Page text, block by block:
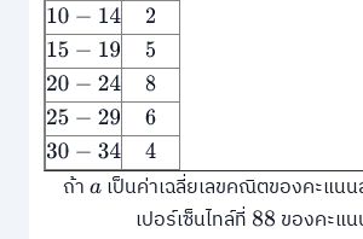
10 −14
2
15 −19
5
20 −24
8
25 −29
6
30 −34
4
ถ้าaเป็นค่าเฉลี่ยเลขคณิตของคะแน
เปอร์เซ็นไทล์ที่ 88 ของคะแ